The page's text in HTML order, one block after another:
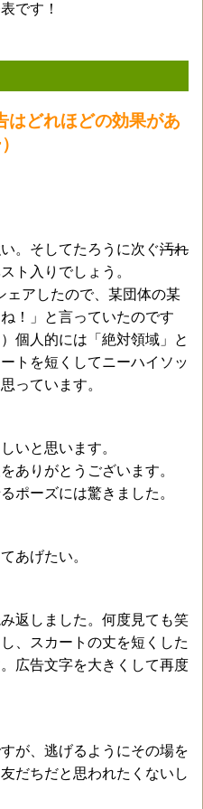
です！
どれほどの効果があ
。そしてたろうに次ぐ汚れ
ト入りでしょう。
ェアしたので、某団体の某
！」と言っていたのです
個人的には「絶対領域」と
トを短くしてニーハイソッ
っています。
いと思います。
ありがとうございます。
ポーズには驚きました。
あげたい。
返しました。何度見ても笑
、スカートの丈を短くした
広告文字を大きくして再度
が、逃げるようにその場を
だちだと思われたくないし